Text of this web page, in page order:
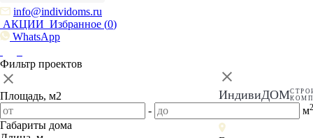
info@individoms.ru
АКЦИИ Избранное (0)
WhatsApp
ИндивиДОМ
Фильтр проектов
Площадь, м2
-
м2
Габариты дома